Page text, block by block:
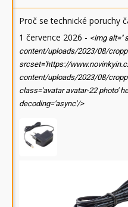
Proč se technické poruchy
1 července 2026 - <img alt=''
content/uploads/2023/08/
srcset='https://
content/uploads/2023/08/
class='avatar avatar-22 photo'
decoding='async'/>